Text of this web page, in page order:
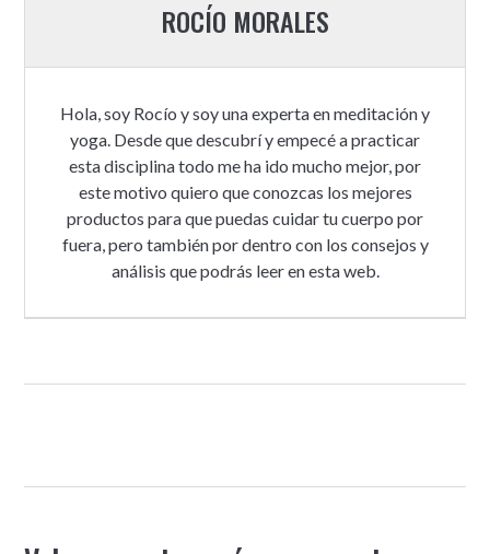
ROCÍO MORALES
Hola, soy Rocío y soy una experta en meditación y
yoga. Desde que descubrí y empecé a practicar
esta disciplina todo me ha ido mucho mejor, por
este motivo quiero que conozcas los mejores
productos para que puedas cuidar tu cuerpo por
fuera, pero también por dentro con los consejos y
análisis que podrás leer en esta web.